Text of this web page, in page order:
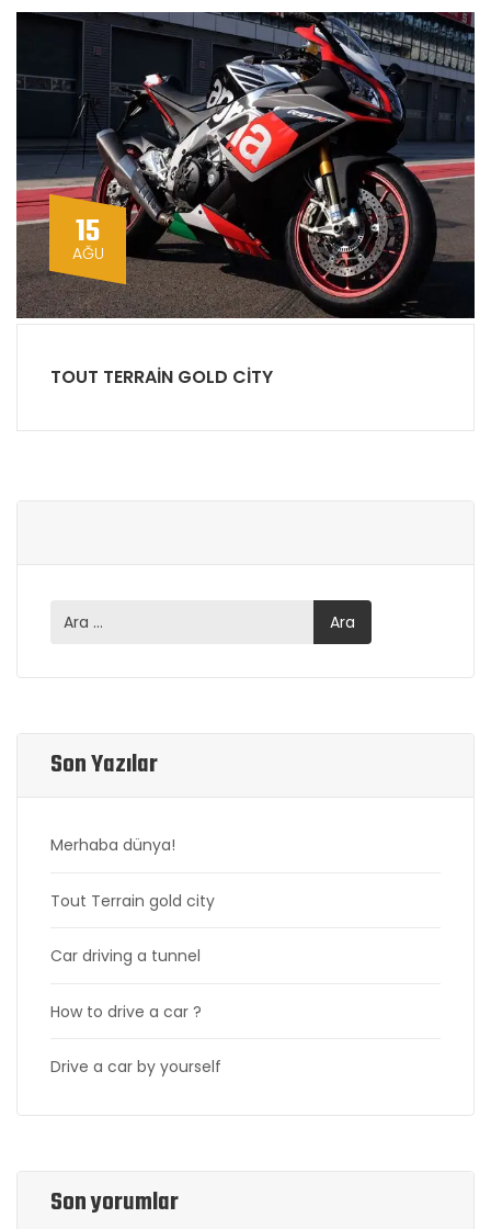
15
AĞU
TOUT TERRAIN GOLD CITY
Son Yazılar
Merhaba dünya!
Tout Terrain gold city
Car driving a tunnel
How to drive a car ?
Drive a car by yourself
Son yorumlar